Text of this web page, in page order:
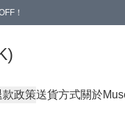
！
款政策送貨方式關於